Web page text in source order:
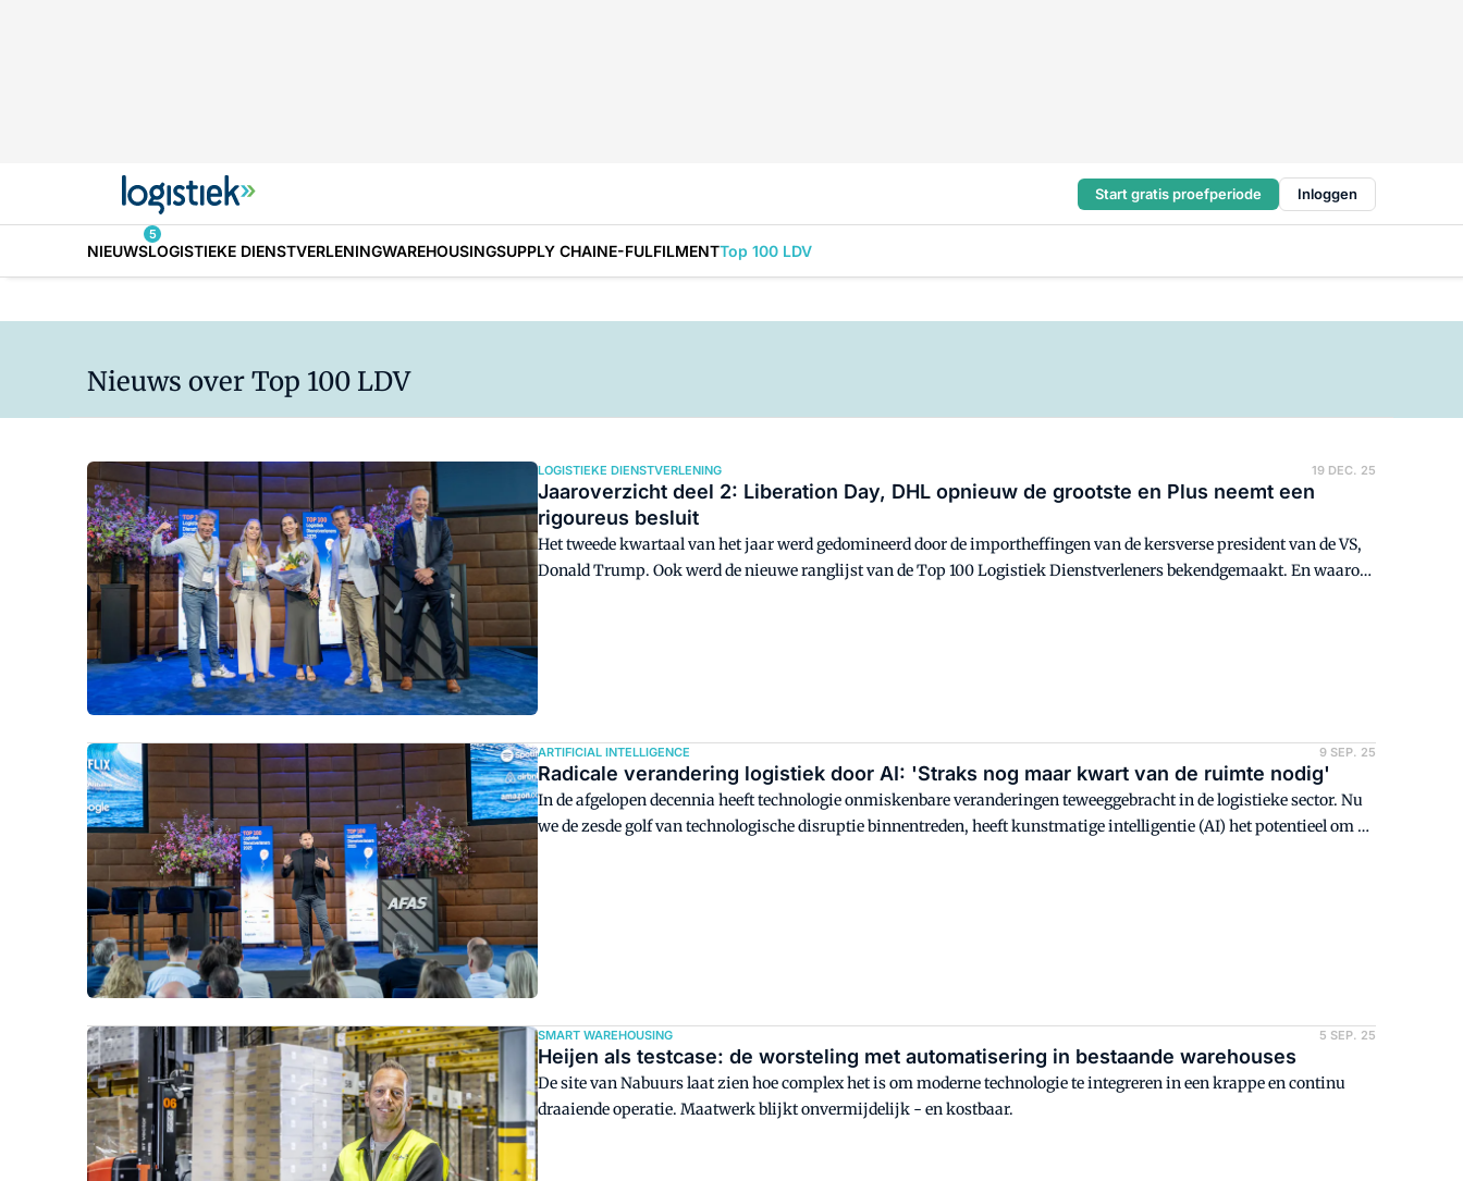
Start gratis proefperiode Inloggen
NIEUWS
5
LOGISTIEKE DIENSTVERLENINGWAREHOUSINGSUPPLY CHAINE-FULFILMENTTop 100 LDV
Nieuws over Top 100 LDV
LOGISTIEKE DIENSTVERLENING 19 DEC. 25
Jaaroverzicht deel 2: Liberation Day, DHL opnieuw de grootste en Plus neemt een
rigoureus besluit
Het tweede kwartaal van het jaar werd gedomineerd door de importheffingen van de kersverse president van de VS,
Donald Trump. Ook werd de nieuwe ranglijst van de Top 100 Logistiek Dienstverleners bekendgemaakt. En waarom
ARTIFICIAL INTELLIGENCE 9 SEP. 25
Radicale verandering logistiek door AI: 'Straks nog maar kwart van de ruimte nodig'
In de afgelopen decennia heeft technologie onmiskenbare veranderingen teweeggebracht in de logistieke sector. Nu
we de zesde golf van technologische disruptie binnentreden, heeft kunstmatige intelligentie (AI) het potentieel om de
SMART WAREHOUSING 5 SEP. 25
Heijen als testcase: de worsteling met automatisering in bestaande warehouses
De site van Nabuurs laat zien hoe complex het is om moderne technologie te integreren in een krappe en continu
draaiende operatie. Maatwerk blijkt onvermijdelijk - en kostbaar.